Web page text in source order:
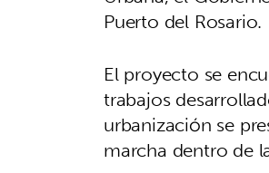
Puerto del Rosario.
El proyecto se
trabajos
urbanización se
marcha dentro de